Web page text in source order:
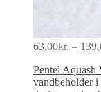
63,00kr. –
Pentel Aquash
vandbeholder i